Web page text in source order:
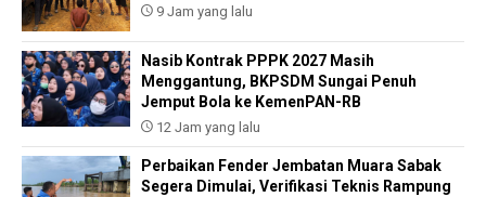
9 Jam yang lalu
Nasib Kontrak PPPK 2027 Masih
Menggantung, BKPSDM Sungai Penuh
Jemput Bola ke KemenPAN-RB
12 Jam yang lalu
Perbaikan Fender Jembatan Muara Sabak
Segera Dimulai, Verifikasi Teknis Rampung